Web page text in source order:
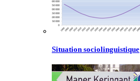
Situation sociolinguistique